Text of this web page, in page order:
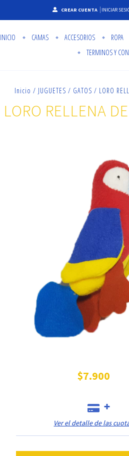
CREAR CUENTA INICIAR
INICIO CAMAS ACCESORIOS ROPA
TERMINOS Y
Inicio / JUGUETES / GATOS / LORO
LORO RELLENA
$7.900
Ver el detalle de las